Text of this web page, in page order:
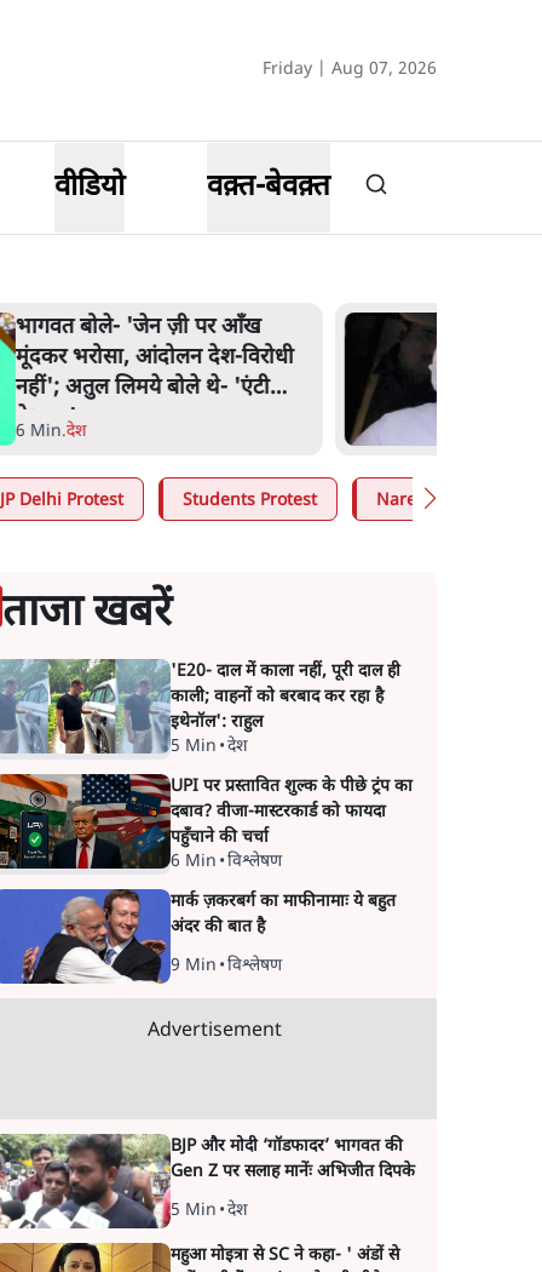
Friday | Aug 07, 2026
वीडियो वक़्त-बेवक़्त
भागवत बोले- 'जेन ज़ी पर आँख
मूंदकर भरोसा, आंदोलन देश-विरोधी
नहीं'; अतुल लिमये बोले थे- 'एंटी
नेशनल'
6 Min.देश
Delhi Protest Students Protest Narendra Modi
ताजा खबरें
'E20- दाल में काला नहीं, पूरी दाल ही
काली; वाहनों को बरबाद कर रहा है
इथेनॉल': राहुल
5 Min •देश
UPI पर प्रस्तावित शुल्क के पीछे ट्रंप का
दबाव? वीजा-मास्टरकार्ड को फायदा
पहुँचाने की चर्चा
6 Min •विश्लेषण
मार्क ज़करबर्ग का माफीनामाः ये बहुत
अंदर की बात है
9 Min •विश्लेषण
Advertisement
BJP और मोदी ‘गॉडफादर’ भागवत की
Gen Z पर सलाह मानेंः अभिजीत दिपके
5 Min •देश
महुआ मोइत्रा से SC ने कहा- ' अंडों से